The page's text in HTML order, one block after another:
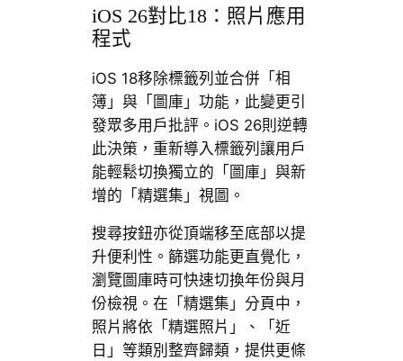
iOS 26對比18：照片應用
程式
iOS 18移除標籤列並合併「相
簿」與「圖庫」功能，此變更引
發眾多用戶批評。iOS 26則逆轉
此決策，重新導入標籤列讓用戶
能輕鬆切換獨立的「圖庫」與新
增的「精選集」視圖。
搜尋按鈕亦從頂端移至底部以提
升便利性。篩選功能更直覺化，
瀏覽圖庫時可快速切換年份與月
份檢視。在「精選集」分頁中，
照片將依「精選照片」、「近
日」等類別整齊歸類，提供更條